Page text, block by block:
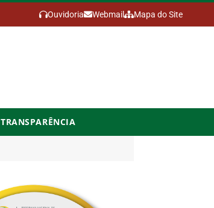
Ouvidoria Webmail Mapa do Site
TRANSPARÊNCIA